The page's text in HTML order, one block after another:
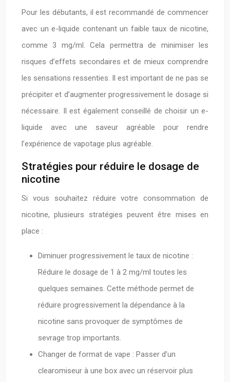
Pour les débutants, il est recommandé de commencer
avec un e-liquide contenant un faible taux de nicotine,
comme 3 mg/ml. Cela permettra de minimiser les
risques d’effets secondaires et de mieux comprendre
les sensations ressenties. Il est important de ne pas se
précipiter et d’augmenter progressivement le dosage si
nécessaire. Il est également conseillé de choisir un e-
liquide avec une saveur agréable pour rendre
l’expérience de vapotage plus agréable.
Stratégies pour réduire le dosage de
nicotine
Si vous souhaitez réduire votre consommation de
nicotine, plusieurs stratégies peuvent être mises en
place :
Diminuer progressivement le taux de nicotine :
Réduire le dosage de 1 à 2 mg/ml toutes les
quelques semaines. Cette méthode permet de
réduire progressivement la dépendance à la
nicotine sans provoquer de symptômes de
sevrage trop importants.
Changer de format de vape : Passer d’un
clearomiseur à une box avec un réservoir plus